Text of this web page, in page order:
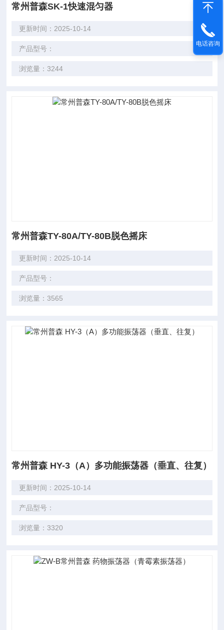
常州普森SK-1快速混匀器
更新时间：2025-10-14
产品型号：
浏览量：3244
常州普森TY-80A/TY-80B脱色摇床
更新时间：2025-10-14
产品型号：
浏览量：3565
常州普森 HY-3（A）多功能振荡器（垂直、往复）
更新时间：2025-10-14
产品型号：
浏览量：3320
电话咨询